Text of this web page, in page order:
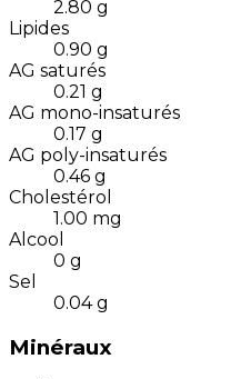
2.80 g
Lipides
0.90 g
AG saturés
0.21 g
AG mono-insaturés
0.17 g
AG poly-insaturés
0.46 g
Cholestérol
1.00 mg
Alcool
0 g
Sel
0.04 g
Minéraux